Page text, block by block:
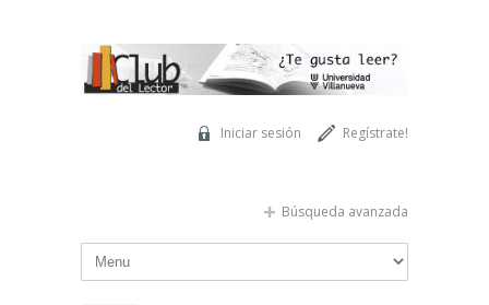
Regístrate!
Iniciar sesión
Búsqueda avanzada